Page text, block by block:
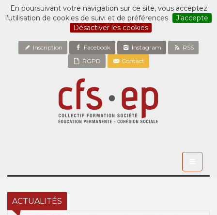
En poursuivant votre navigation sur ce site, vous acceptez
l’utilisation de cookies de suivi et de préférences
J’accepte
Désactiver les cookies
Inscription Facebook Instagram
RSS
RGPD
Contact
ACTUALITÉS